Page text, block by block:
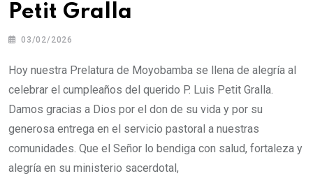
Petit Gralla
03/02/2026
Hoy nuestra Prelatura de Moyobamba se llena de alegría al
celebrar el cumpleaños del querido P. Luis Petit Gralla.
Damos gracias a Dios por el don de su vida y por su
generosa entrega en el servicio pastoral a nuestras
comunidades. Que el Señor lo bendiga con salud, fortaleza y
alegría en su ministerio sacerdotal,